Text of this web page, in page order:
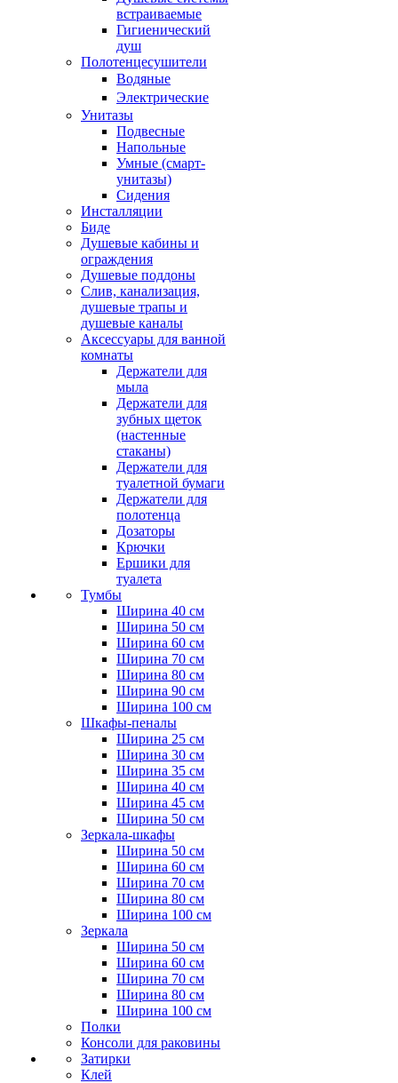
встраиваемые
Гигиенический
душ
Полотенцесушители
ㅤВодяные
ㅤЭлектрические
Унитазы
Подвесные
Напольные
Умные (смарт-
унитазы)
Сидения
Инсталляции
Биде
Душевые кабины и
ограждения
Душевые поддоны
Слив, канализация,
душевые трапы и
душевые каналы
Аксессуары для ванной
комнаты
Держатели для
мыла
Держатели для
зубных щеток
(настенные
стаканы)
Держатели для
туалетной бумаги
Держатели для
полотенца
Дозаторы
Крючки
Ершики для
туалета
Тумбы
Ширина 40 см
Ширина 50 см
Ширина 60 см
Ширина 70 см
Ширина 80 см
Ширина 90 см
Ширина 100 см
Шкафы-пеналы
Ширина 25 см
Ширина 30 см
Ширина 35 см
Ширина 40 см
Ширина 45 см
Ширина 50 см
Зеркала-шкафы
Ширина 50 см
Ширина 60 см
Ширина 70 см
Ширина 80 см
Ширина 100 см
Зеркала
Ширина 50 см
Ширина 60 см
Ширина 70 см
Ширина 80 см
Ширина 100 см
Полки
Консоли для раковины
Затирки
Клей